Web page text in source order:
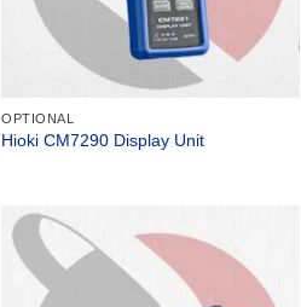
OPTIONAL
Hioki CM7290 Display Unit